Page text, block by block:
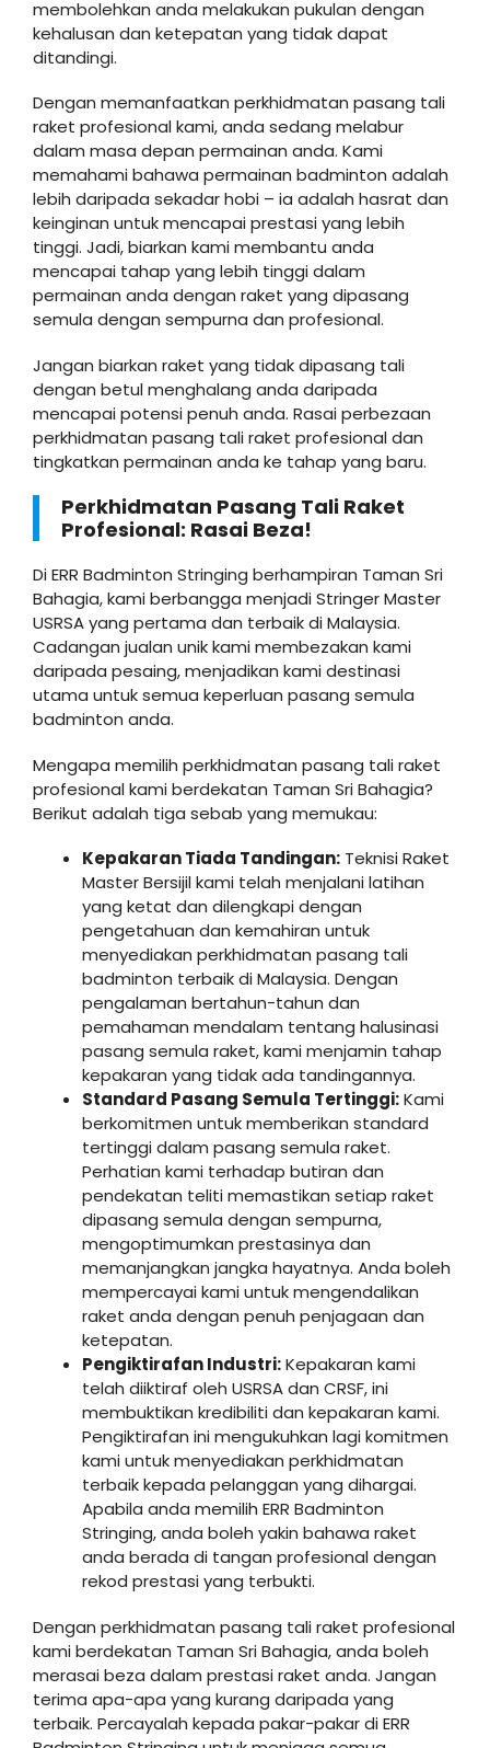
membolehkan anda melakukan pukulan dengan
kehalusan dan ketepatan yang tidak dapat
ditandingi.
Dengan memanfaatkan perkhidmatan pasang tali
raket profesional kami, anda sedang melabur
dalam masa depan permainan anda. Kami
memahami bahawa permainan badminton adalah
lebih daripada sekadar hobi – ia adalah hasrat dan
keinginan untuk mencapai prestasi yang lebih
tinggi. Jadi, biarkan kami membantu anda
mencapai tahap yang lebih tinggi dalam
permainan anda dengan raket yang dipasang
semula dengan sempurna dan profesional.
Jangan biarkan raket yang tidak dipasang tali
dengan betul menghalang anda daripada
mencapai potensi penuh anda. Rasai perbezaan
perkhidmatan pasang tali raket profesional dan
tingkatkan permainan anda ke tahap yang baru.
Perkhidmatan Pasang Tali Raket
Profesional: Rasai Beza!
Di ERR Badminton Stringing berhampiran Taman Sri
Bahagia, kami berbangga menjadi Stringer Master
USRSA yang pertama dan terbaik di Malaysia.
Cadangan jualan unik kami membezakan kami
daripada pesaing, menjadikan kami destinasi
utama untuk semua keperluan pasang semula
badminton anda.
Mengapa memilih perkhidmatan pasang tali raket
profesional kami berdekatan Taman Sri Bahagia?
Berikut adalah tiga sebab yang memukau:
Kepakaran Tiada Tandingan: Teknisi Raket
Master Bersijil kami telah menjalani latihan
yang ketat dan dilengkapi dengan
pengetahuan dan kemahiran untuk
menyediakan perkhidmatan pasang tali
badminton terbaik di Malaysia. Dengan
pengalaman bertahun-tahun dan
pemahaman mendalam tentang halusinasi
pasang semula raket, kami menjamin tahap
kepakaran yang tidak ada tandingannya.
Standard Pasang Semula Tertinggi:Kami
berkomitmen untuk memberikan standard
tertinggi dalam pasang semula raket.
Perhatian kami terhadap butiran dan
pendekatan teliti memastikan setiap raket
dipasang semula dengan sempurna,
mengoptimumkan prestasinya dan
memanjangkan jangka hayatnya. Anda boleh
mempercayai kami untuk mengendalikan
raket anda dengan penuh penjagaan dan
ketepatan.
Pengiktirafan Industri:Kepakaran kami
telah diiktiraf oleh USRSA dan CRSF, ini
membuktikan kredibiliti dan kepakaran kami.
Pengiktirafan ini mengukuhkan lagi komitmen
kami untuk menyediakan perkhidmatan
terbaik kepada pelanggan yang dihargai.
Apabila anda memilih ERR Badminton
Stringing, anda boleh yakin bahawa raket
anda berada di tangan profesional dengan
rekod prestasi yang terbukti.
Dengan perkhidmatan pasang tali raket profesional
kami berdekatan Taman Sri Bahagia, anda boleh
merasai beza dalam prestasi raket anda. Jangan
terima apa-apa yang kurang daripada yang
terbaik. Percayalah kepada pakar-pakar di ERR